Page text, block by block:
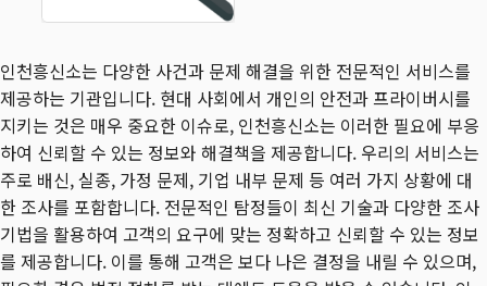
인천흥신소는 다양한 사건과 문제 해결을 위한 전문적인 서비스를
제공하는 기관입니다. 현대 사회에서 개인의 안전과 프라이버시를
지키는 것은 매우 중요한 이슈로, 인천흥신소는 이러한 필요에 부응
하여 신뢰할 수 있는 정보와 해결책을 제공합니다. 우리의 서비스는
주로 배신, 실종, 가정 문제, 기업 내부 문제 등 여러 가지 상황에 대
한 조사를 포함합니다. 전문적인 탐정들이 최신 기술과 다양한 조사
기법을 활용하여 고객의 요구에 맞는 정확하고 신뢰할 수 있는 정보
를 제공합니다. 이를 통해 고객은 보다 나은 결정을 내릴 수 있으며,